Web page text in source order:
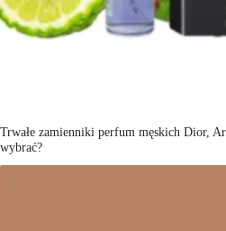
Trwałe zamienniki perfum męskich Dior,
wybrać?